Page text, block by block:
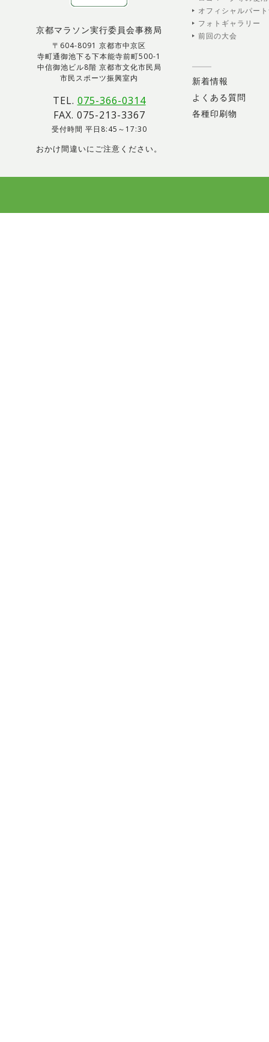
京都マラソン実行委員会事務局
〒604-8091 京都市中京区
寺町通御池下る下本能寺前町500-1
中信御池ビル8階 京都市文化市民局
市民スポーツ振興室内
TEL. 075-366-0314
FAX. 075-213-3367
受付時間 平日8:45～17:30
おかけ間違いにご注意ください。
オフィシャルパー
フォトギャラリー
前回の大会
新着情報
よくある質問
各種印刷物